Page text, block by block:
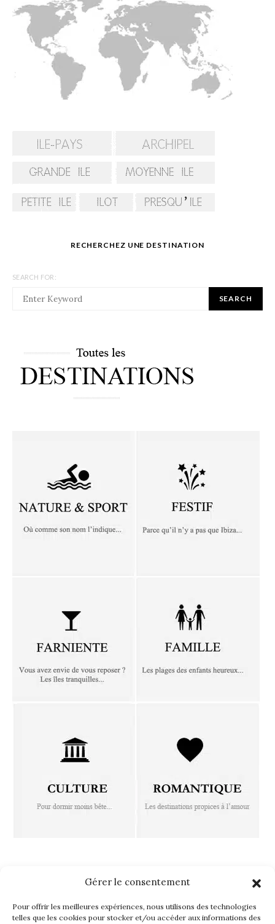
Gérer le consentement
Pour offrir les meilleures expériences, nous utilisons des technologies
telles que les cookies pour stocker et/ou accéder aux informations des
RECHERCHEZ UNE DESTINATION
SEARCH FOR:
SEARCH